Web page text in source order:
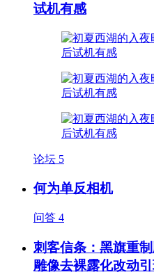
试机有感
论坛 5
何为单反相机
问答 4
刺客信条：黑旗重
雕像去裸露化改动